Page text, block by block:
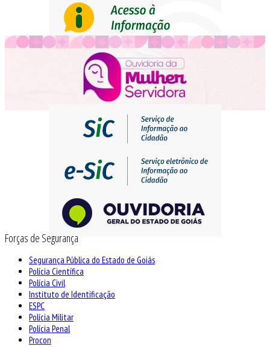
Forças de Segurança
Segurança Pública do Estado de Goiás
Polícia Científica
Polícia Civil
Instituto de Identificação
ESPC
Polícia Militar
Polícia Penal
Procon